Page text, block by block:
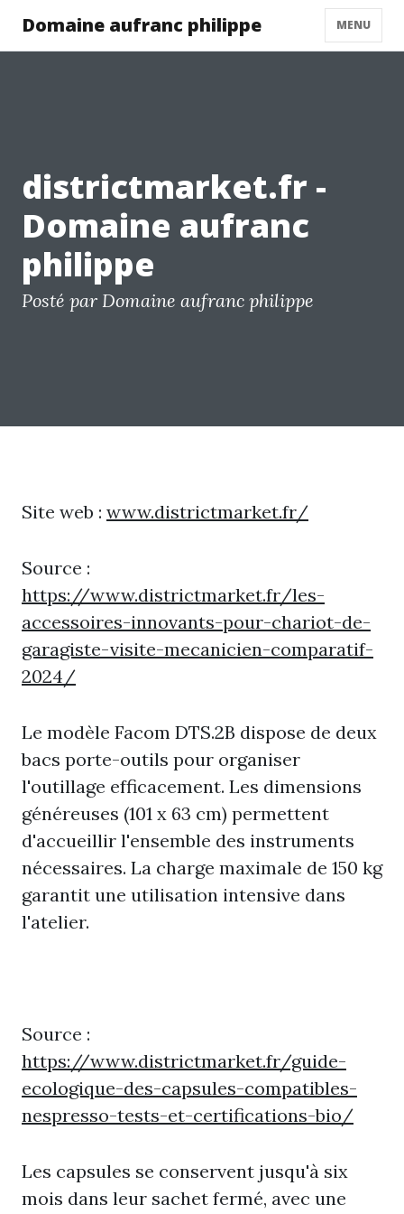
Domaine aufranc philippe MENU
districtmarket.fr -
Domaine aufranc
philippe
Posté par Domaine aufranc philippe
Site web : www.districtmarket.fr/
Source :
https://www.districtmarket.fr/les-
accessoires-innovants-pour-chariot-de-
garagiste-visite-mecanicien-comparatif-
2024/
Le modèle Facom DTS.2B dispose de deux
bacs porte-outils pour organiser
l'outillage efficacement. Les dimensions
généreuses (101 x 63 cm) permettent
d'accueillir l'ensemble des instruments
nécessaires. La charge maximale de 150 kg
garantit une utilisation intensive dans
l'atelier.
Source :
https://www.districtmarket.fr/guide-
ecologique-des-capsules-compatibles-
nespresso-tests-et-certifications-bio/
Les capsules se conservent jusqu'à six
mois dans leur sachet fermé, avec une